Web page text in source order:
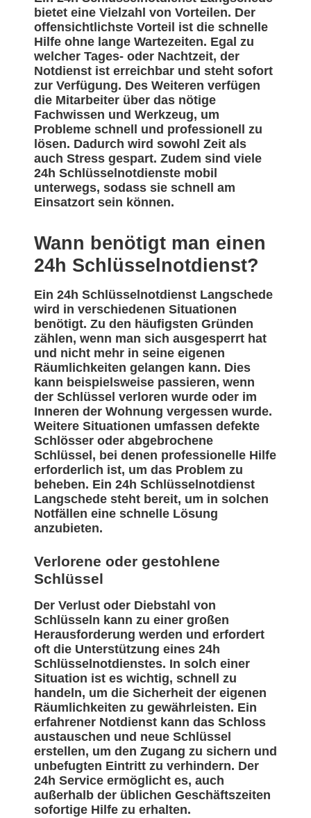
bietet eine Vielzahl von Vorteilen. Der
offensichtlichste Vorteil ist die schnelle
Hilfe ohne lange Wartezeiten. Egal zu
welcher Tages- oder Nachtzeit, der
Notdienst ist erreichbar und steht sofort
zur Verfügung. Des Weiteren verfügen
die Mitarbeiter über das nötige
Fachwissen und Werkzeug, um
Probleme schnell und professionell zu
lösen. Dadurch wird sowohl Zeit als
auch Stress gespart. Zudem sind viele
24h Schlüsselnotdienste mobil
unterwegs, sodass sie schnell am
Einsatzort sein können.
Wann benötigt man einen
24h Schlüsselnotdienst?
Ein 24h Schlüsselnotdienst Langschede
wird in verschiedenen Situationen
benötigt. Zu den häufigsten Gründen
zählen, wenn man sich ausgesperrt hat
und nicht mehr in seine eigenen
Räumlichkeiten gelangen kann. Dies
kann beispielsweise passieren, wenn
der Schlüssel verloren wurde oder im
Inneren der Wohnung vergessen wurde.
Weitere Situationen umfassen defekte
Schlösser oder abgebrochene
Schlüssel, bei denen professionelle Hilfe
erforderlich ist, um das Problem zu
beheben. Ein 24h Schlüsselnotdienst
Langschede steht bereit, um in solchen
Notfällen eine schnelle Lösung
anzubieten.
Verlorene oder gestohlene
Schlüssel
Der Verlust oder Diebstahl von
Schlüsseln kann zu einer großen
Herausforderung werden und erfordert
oft die Unterstützung eines 24h
Schlüsselnotdienstes. In solch einer
Situation ist es wichtig, schnell zu
handeln, um die Sicherheit der eigenen
Räumlichkeiten zu gewährleisten. Ein
erfahrener Notdienst kann das Schloss
austauschen und neue Schlüssel
erstellen, um den Zugang zu sichern und
unbefugten Eintritt zu verhindern. Der
24h Service ermöglicht es, auch
außerhalb der üblichen Geschäftszeiten
sofortige Hilfe zu erhalten.